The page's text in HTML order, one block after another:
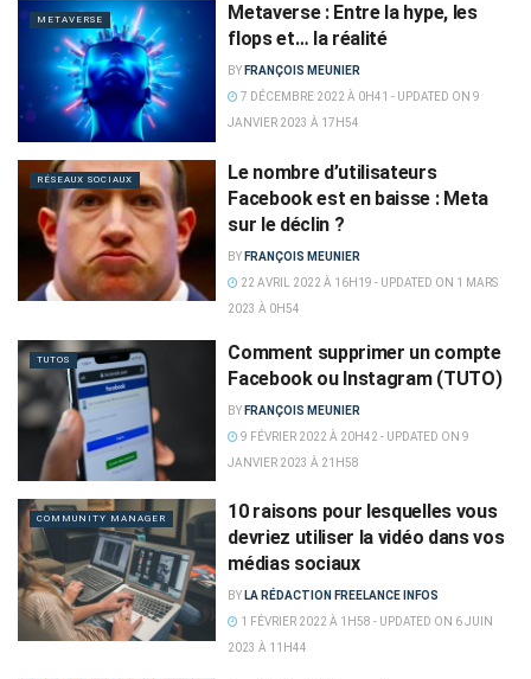
METAVERSE
Metaverse : Entre la hype, les
flops et… la réalité
BY FRANÇOIS MEUNIER
7 DÉCEMBRE 2022 À 0H41 - UPDATED ON 9
JANVIER 2023 À 17H54
RÉSEAUX SOCIAUX
Le nombre d’utilisateurs
Facebook est en baisse : Meta
sur le déclin ?
BY FRANÇOIS MEUNIER
22 AVRIL 2022 À 16H19 - UPDATED ON 1 MARS
2023 À 0H54
TUTOS
Comment supprimer un compte
Facebook ou Instagram (TUTO)
BY FRANÇOIS MEUNIER
9 FÉVRIER 2022 À 20H42 - UPDATED ON 9
JANVIER 2023 À 21H58
COMMUNITY MANAGER
10 raisons pour lesquelles vous
devriez utiliser la vidéo dans vos
médias sociaux
BY LA RÉDACTION FREELANCE INFOS
1 FÉVRIER 2022 À 1H58 - UPDATED ON 6 JUIN
2023 À 11H44